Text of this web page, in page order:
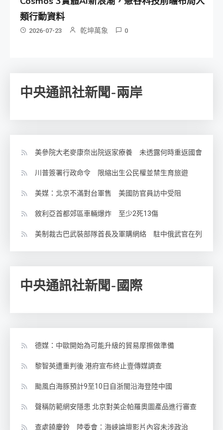
類行動資料
2026-07-23 乾坤萬象 0
中央通訊社新聞-兩岸
美參院大老麥康奈出院返家療養 未透露何時重返國會
川普簽署行政命令 限縮出生公民權並禁生育旅遊
美媒：北京不滿對台軍售 美國防官員訪中受阻
敘利亞首都郊區車輛爆炸 至少2死13傷
美制裁古巴武裝部隊首長及軍購網絡 駐中俄武官在列
中央通訊社新聞-國際
德媒：中歐開始為可能升級的貿易摩擦做準備
黎智英遭重判後 港府宣布終止壹傳媒調查
颱風白海豚預計9至10日自浙閩沿海登陸中國
聲稱防範網安隱患 北京對美企帕羅奧圖產品進行審查
查處饒慶鈴 陸委會：海峽論壇影片內容未涉政治